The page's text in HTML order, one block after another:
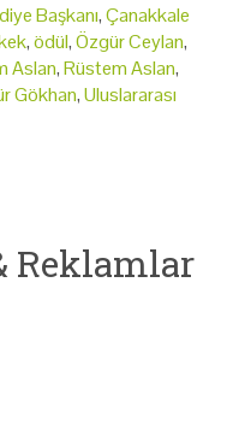
Başkanı,Çanakkale
,ödül,Özgür Ceylan,
Aslan,Rüstem Aslan,
Gökhan,Uluslararası
Reklamlar